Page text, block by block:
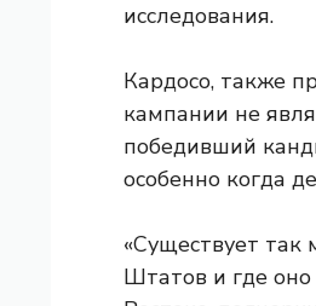
исследования.
Кардосо, также
кампании не
победивший
особенно когда
«Существует
Штатов и где